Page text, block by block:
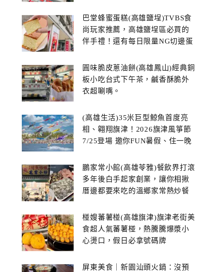
巴堂蜂蜜蛋糕(高雄鹽埕)TVBS食
尚玩家推薦，高雄鹽埕區必買的
伴手禮！還有每日限量NG切邊蛋
圓味脆皮蔥油餅(高雄鳳山)經典銅
板小吃台式下午茶，鹹香酥脆外
衣超唰嘴。
(高雄生活)35米巨型鯨魚首度亮
相、翱翔旗津！2026旗津風箏節
7/25登場 邀你FUN暑假、住一晚
鵬家常小館(高雄苓雅)餐飲界打滾
多年後白手起家創業，讓你相揪
厝邊都要來吃的溫鄉家常熱炒餐
椪嫂蕃薯椪(高雄旗津)旗津老街美
食超人氣蕃薯椪，熱騰騰爆漿小
心燙口，假日必拿號碼牌
屏東美食｜新園汕頭火鍋：沒預